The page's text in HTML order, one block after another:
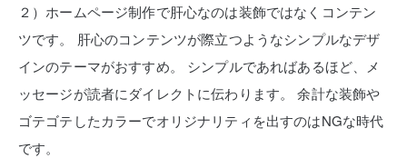
２）ホームページ制作で肝心なのは装飾ではなくコンテン
ツです。
肝心のコンテンツが際立つようなシンプルなデザ
インのテーマがおすすめ。
シンプルであればあるほど、メ
ッセージが読者にダイレクトに伝わります。
余計な装飾や
ゴテゴテしたカラーでオリジナリティを出すのはNGな時代
です。